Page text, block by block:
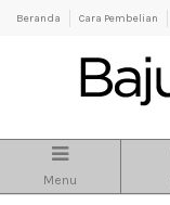
Beranda Cara Pembelian
Menu